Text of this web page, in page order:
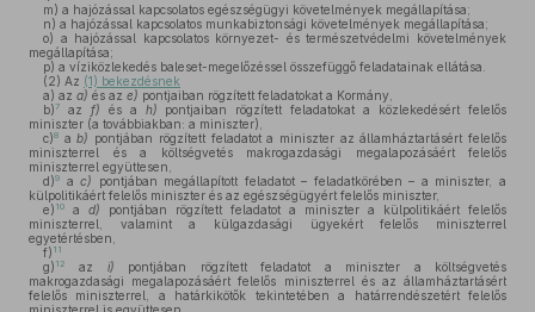
m) a hajózással kapcsolatos egészségügyi követelmények megállapítása;
n) a hajózással kapcsolatos munkabiztonsági követelmények megállapítása;
o) a hajózással kapcsolatos környezet- és természetvédelmi követelmények
megállapítása;
p) a víziközlekedés baleset-megelőzéssel összefüggő feladatainak ellátása.
(2) Az (1) bekezdésnek
a) az a) és az e) pontjaiban rögzített feladatokat a Kormány,
b)7 az f) és a h) pontjaiban rögzített feladatokat a közlekedésért felelős
miniszter (a továbbiakban: a miniszter),
c)8 ab) pontjában rögzített feladatot a miniszter az államháztartásért felelős
miniszterrel és a költségvetés makrogazdasági megalapozásáért felelős
miniszterrel együttesen,
d)9 ac) pontjában megállapított feladatot – feladatkörében – a miniszter, a
külpolitikáért felelős miniszter és az egészségügyért felelős miniszter,
e) 10 a d) pontjában rögzített feladatot a miniszter a külpolitikáért felelős
miniszterrel, valamint a külgazdasági ügyekért felelős miniszterrel
egyetértésben,
f) 11
g) 12 az i) pontjában rögzített feladatot a miniszter a költségvetés
makrogazdasági megalapozásáért felelős miniszterrel és az államháztartásért
felelős miniszterrel, a határkikötők tekintetében a határrendészetért felelős